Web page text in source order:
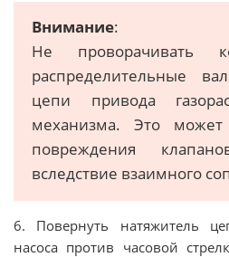
Внимание:
Не проворачивать
распределительные
цепи привода
механизма. Это может
повреждения
вследствие взаимного
6. Повернуть натяжитель
насоса против часовой